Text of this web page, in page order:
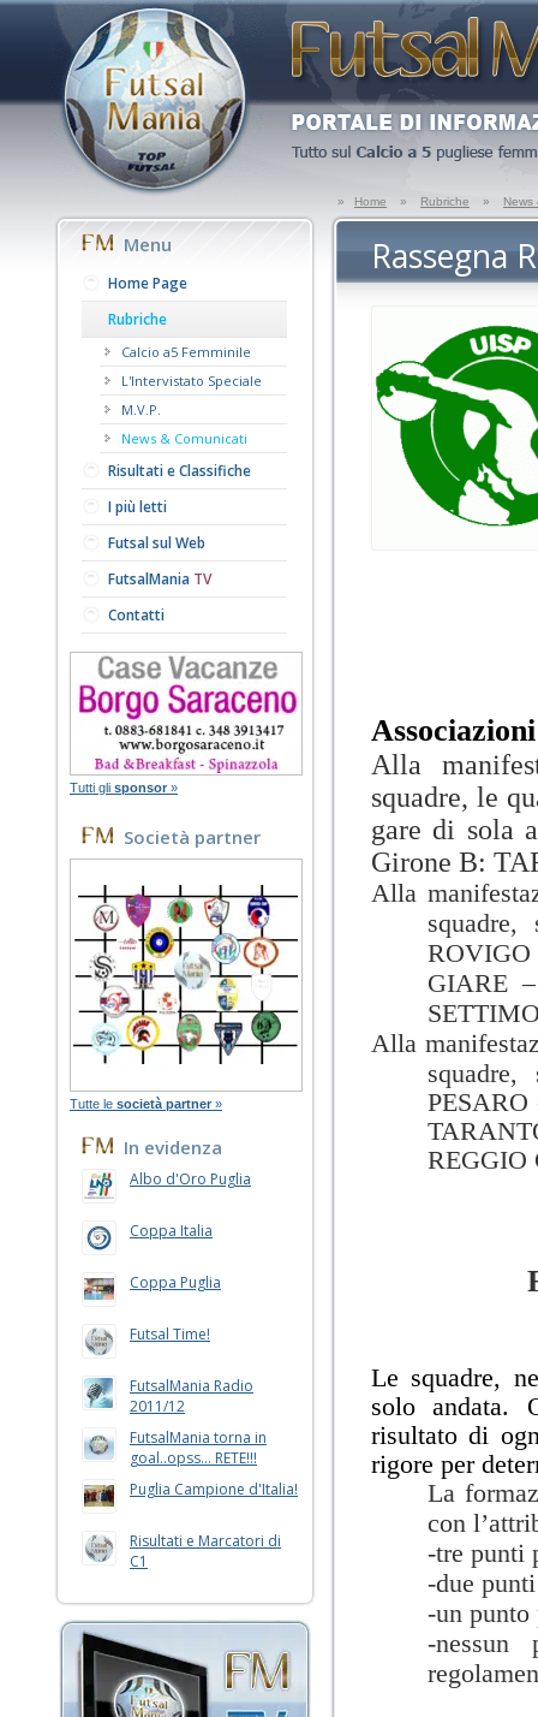
» Home » Rubriche » News
Menu
Home Page
Rubriche
Calcio a5 Femminile
L'Intervistato Speciale
M.V.P.
News & Comunicati
Risultati e Classifiche
I più letti
Futsal sul Web
FutsalMania TV
Contatti
Tutti gli sponsor »
Società partner
Tutte le società partner »
In evidenza
Albo d'Oro Puglia
Coppa Italia
Coppa Puglia
Futsal Time!
FutsalMania Radio
2011/12
FutsalMania torna in
goal..opss... RETE!!!
Puglia Campione d'Italia!
Risultati e Marcatori di
C1
Rassegna
Alla
squadre, le
gare di sola
Girone B:
Alla
GIARE
Alla
Le squadre,
solo andata.
risultato di
rigore per
La
con
-tre punti
-due
-un punto
-